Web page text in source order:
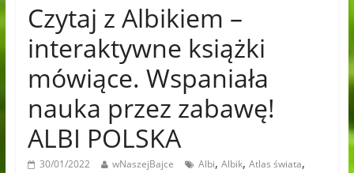
Czytaj z Albikiem –
interaktywne książki
mówiące. Wspaniała
nauka przez zabawę!
ALBI POLSKA
30/01/2022 wNaszejBajce Albi, Albik, Atlas świata,